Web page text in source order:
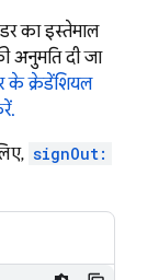
का इस्तेमाल
दी जा
के क्रेडेंशियल
signOut: